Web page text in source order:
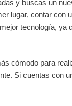
y buscas un
lugar, contar con
tecnología, ya
cómodo para
Si cuentas con